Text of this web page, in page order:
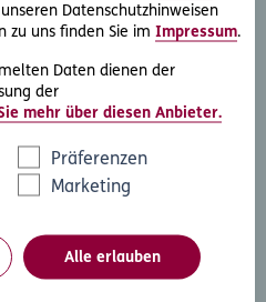
Datenschutzhinweisen
zu uns finden Sie im Impressum.
Daten dienen der
der
mehr über diesen Anbieter.
Präferenzen
Marketing
Alle erlauben
Unsere Rechtsexperten
gerne und schnell.
stellen